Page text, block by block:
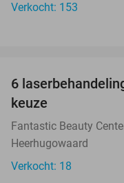
Verkocht: 153
6
keuze
Fantastic Beauty
Heerhugowaard
Verkocht: 18